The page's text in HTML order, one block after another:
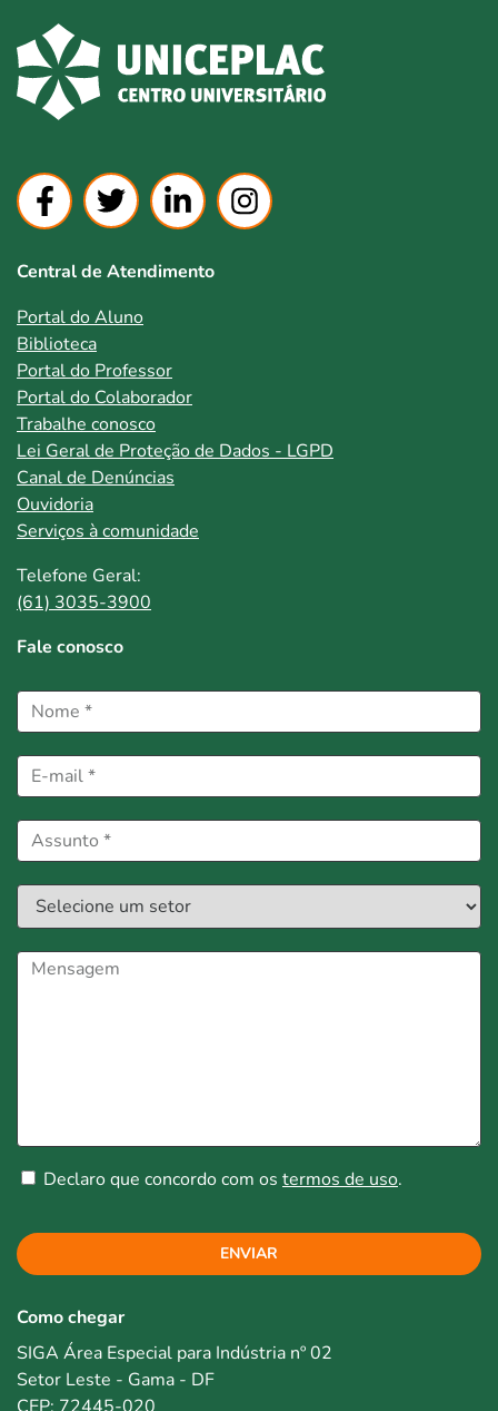
Central de Atendimento
Portal do Aluno
Biblioteca
Portal do Professor
Portal do Colaborador
Trabalhe conosco
Lei Geral de Proteção de Dados - LGPD
Canal de Denúncias
Ouvidoria
Serviços à comunidade
Telefone Geral:
(61) 3035-3900
Fale conosco
Declaro que concordo com os termos de uso.
ENVIAR
Como chegar
SIGA Área Especial para Indústria nº 02
Setor Leste - Gama - DF